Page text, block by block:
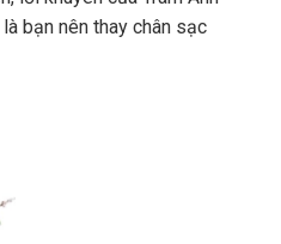
bạn nên thay chân sạc